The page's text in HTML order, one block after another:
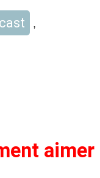
,
aimer